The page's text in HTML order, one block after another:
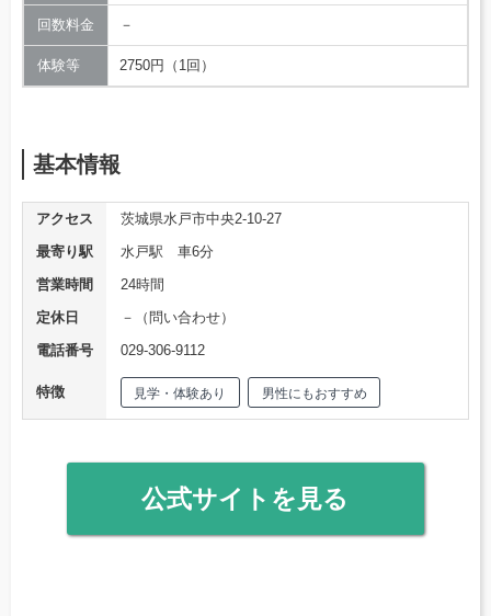
回数料金 －
体験等 2750円（1回）
基本情報
アクセス
茨城県水戸市中央2-10-27
最寄り駅
水戸駅 車6分
営業時間
24時間
定休日
－（問い合わせ）
電話番号
029-306-9112
特徴 見学・体験あり 男性にもおすすめ
公式サイトを見る